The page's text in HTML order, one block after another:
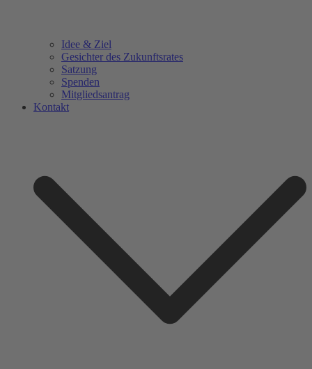
Idee & Ziel
Gesichter des Zukunftsrates
Satzung
Spenden
Mitgliedsantrag
Kontakt